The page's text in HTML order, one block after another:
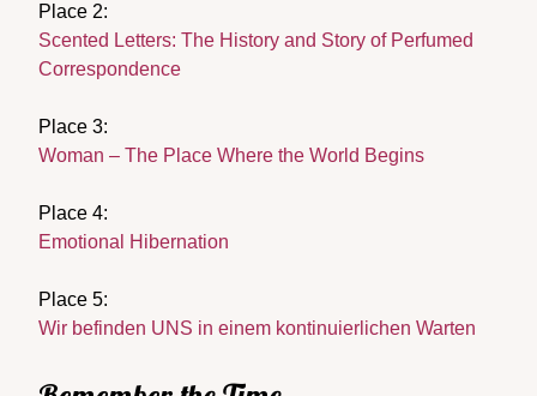
Place 2:
Scented Letters: The History and Story of Perfumed
Correspondence
Place 3:
Woman – The Place Where the World Begins
Place 4:
Emotional Hibernation
Place 5:
Wir befinden UNS in einem kontinuierlichen Warten